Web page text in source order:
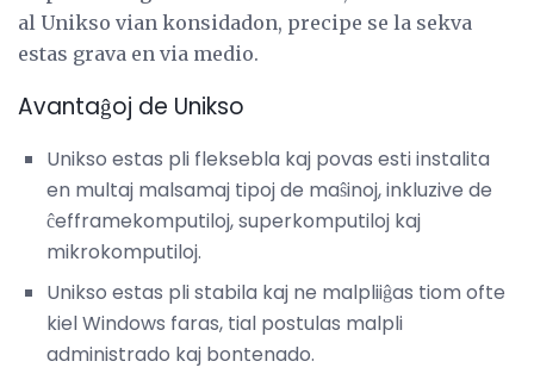
al Unikso vian konsidadon, precipe se la sekva
estas grava en via medio.
Avantaĝoj de Unikso
Unikso estas pli fleksebla kaj povas esti instalita
en multaj malsamaj tipoj de maŝinoj, inkluzive de
ĉefframekomputiloj, superkomputiloj kaj
mikrokomputiloj.
Unikso estas pli stabila kaj ne malpliiĝas tiom ofte
kiel Windows faras, tial postulas malpli
administrado kaj bontenado.